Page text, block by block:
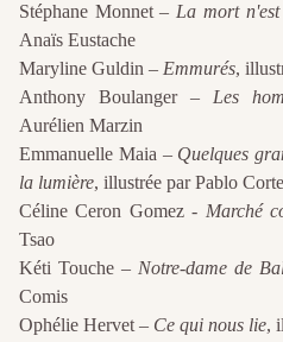
Stéphane Monnet – La mort n'est
Anaïs Eustache
Maryline Guldin – Emmurés,
Anthony Boulanger – Les
Aurélien Marzin
Emmanuelle Maia – Quelques
la lumière, illustrée par Pablo
Céline Ceron Gomez - Marché
Tsao
Kéti Touche – Notre-dame de
Comis
Ophélie Hervet – Ce qui nous lie,